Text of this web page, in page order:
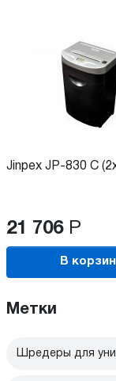
Jinpex JP-830 C
21 706 Р
В
Метки
Шредеры для